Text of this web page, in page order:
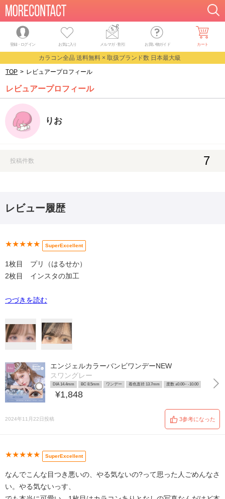
登録・ログイン お気に入り メルマガ・割引 お買い物ガイド カート
カラコン全品 送料無料 × 取扱ブランド数 日本最大級
TOP > レビュアープロフィール
レビュアープロフィール
りお
投稿件数 7
レビュー履歴
★★★★★ SuperExcellent
1枚目 プリ（はるせか）
2枚目 インスタの加工
つづきを読む
エンジェルカラーバンビワンデーNEW
スワングレー
DIA 14.4mm BC 8.5mm ワンデー 着色直径 13.7mm 度数 ±0.00~ -10.00
¥1,848
2024年11月22日投稿 3参考になった
★★★★★ SuperExcellent
なんでこんな目つき悪いの、やる気ないの?って思った人ごめんなさ
い。やる気ないっす、